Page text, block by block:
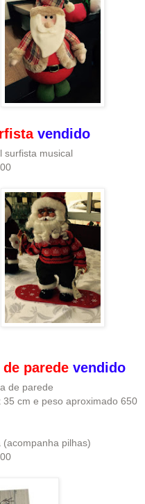
vendido
surfista musical
parede vendido
de parede
cm e peso aproximado 650
pilhas)